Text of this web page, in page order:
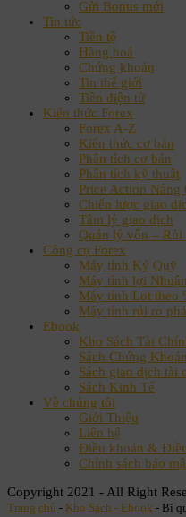
Gửi Bonus mới
Tin tức
Tiền tệ
Hàng hoá
Chứng khoán
Tin thế giới
Tiền điện tử
Kiến thức Forex
Forex A-Z
Kiến thức cơ bản
Phân tích cơ bản
Phân tích kỹ thuật
Price Action Nâng
Chiến lược giao
Tâm lý giao dịch
Quản lý vốn – Rủi
Công cụ Forex
Máy tính Ký Quỹ
Máy tính lợi
Máy tính Lot theo
Máy tính rủi ro
Ebook
Kho Sách Tài
Sách Chứng Khoán
Sách giao dịch tài
Sách Kinh Tế
Về chúng tôi
Giới Thiệu
Liên hệ
Điều khoản &
Chính sách bảo
Copyright 2021 - All Right
Trang chủ - Kho Sách - Ebook - Bí